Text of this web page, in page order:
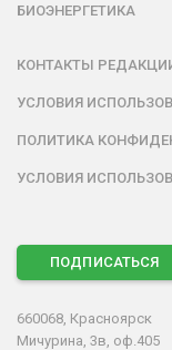
БИОЭНЕРГЕТИКА
КОНТАКТЫ
УСЛОВИЯ
ПОЛИТИКА
УСЛОВИЯ
ПОДПИСАТЬСЯ
660068, Красноярск
Мичурина, 3в, оф.405